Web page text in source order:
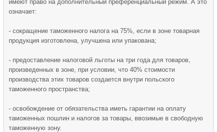
имеют право на дополнительный преференциальный режим. А это
означает:
- сокращение таможенного налога на 75%, если в зоне товарная
продукция изготовлена, улучшена или упакована;
- предоставление налоговой льготы на три года для товаров,
произведенных в зоне, при условии, что 40% стоимости
производства этих товаров создается внутри польского
таможенного пространства;
- освобождение от обязательства иметь гарантии на оплату
таможенных пошлин и налогов за товары, ввозимые в свободную
таможенную зону.